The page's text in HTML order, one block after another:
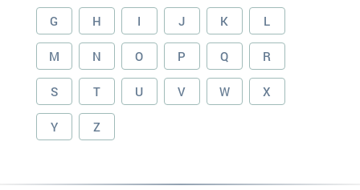
G H I J K L
M N O P Q R
S T U V W X
Y Z